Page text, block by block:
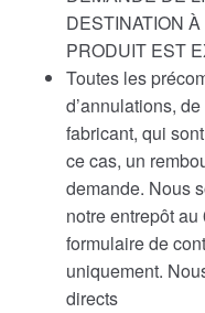
DESTINATION
PRODUIT EST
Toutes les
d’annulations,
fabricant, qui
ce cas, un
demande. Nous
notre entrepôt
formulaire de
uniquement.
directs